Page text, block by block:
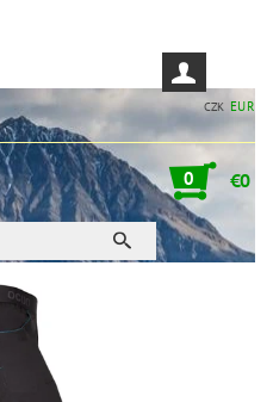
CZK EUR
0 €0